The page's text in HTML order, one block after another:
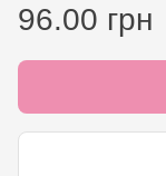
96.00 грн